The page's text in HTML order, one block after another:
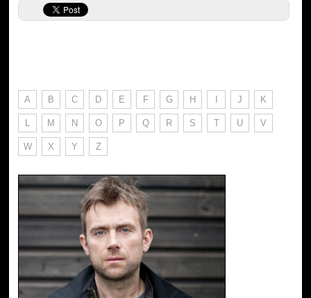
A B C D E F G H I J K
L M N O P Q R S T U V
W X Y Z